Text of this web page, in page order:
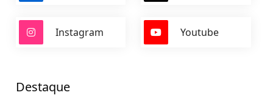
Instagram Youtube
Destaque